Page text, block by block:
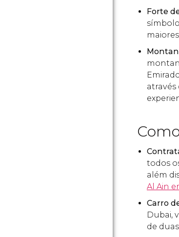
Forte
através
todos
além
Al Ain
Carro
Dubai,
de